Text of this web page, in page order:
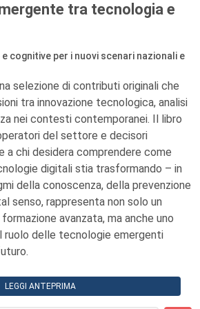
tra tecnologia e
cognitive per i nuovi scenari nazionali e
selezione di contributi originali che
tra innovazione tecnologica, analisi
nei contesti contemporanei. Il libro
del settore e decisori
a chi desidera comprendere come
digitali stia trasformando – in
della conoscenza, della prevenzione
senso, rappresenta non solo un
avanzata, ma anche uno
ruolo delle tecnologie emergenti
LEGGI ANTEPRIMA